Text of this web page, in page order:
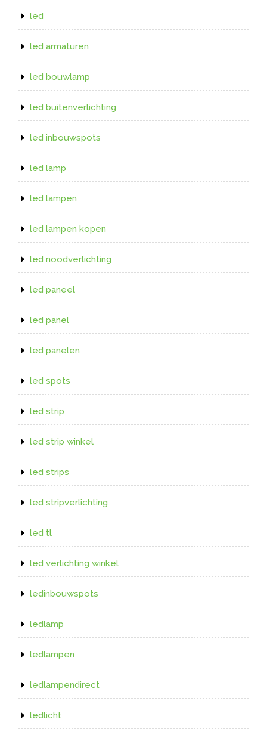
led
led armaturen
led bouwlamp
led buitenverlichting
led inbouwspots
led lamp
led lampen
led lampen kopen
led noodverlichting
led paneel
led panel
led panelen
led spots
led strip
led strip winkel
led strips
led stripverlichting
led tl
led verlichting winkel
ledinbouwspots
ledlamp
ledlampen
ledlampendirect
ledlicht